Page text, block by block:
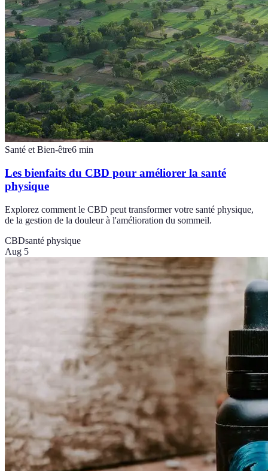
Santé et Bien-être6 min
Les bienfaits du CBD pour améliorer la santé
physique
Explorez comment le CBD peut transformer votre santé physique,
de la gestion de la douleur à l'amélioration du sommeil.
CBDsanté physique
Aug 5